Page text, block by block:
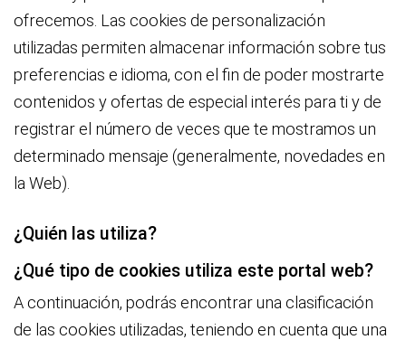
ofrecemos. Las cookies de personalización
utilizadas permiten almacenar información sobre tus
preferencias e idioma, con el fin de poder mostrarte
contenidos y ofertas de especial interés para ti y de
registrar el número de veces que te mostramos un
determinado mensaje (generalmente, novedades en
la Web).
¿Quién las utiliza?
¿Qué tipo de cookies utiliza este portal web?
A continuación, podrás encontrar una clasificación
de las cookies utilizadas, teniendo en cuenta que una